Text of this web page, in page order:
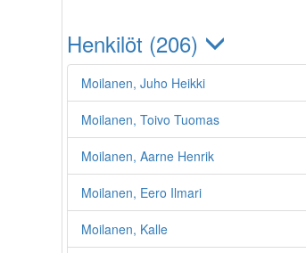
Henkilöt (206)
Moilanen, Juho Heikki
Moilanen, Toivo Tuomas
Moilanen, Aarne Henrik
Moilanen, Eero Ilmari
Moilanen, Kalle